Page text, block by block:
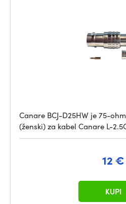
Canare BCJ-D25HW je 75-
(ženski) za kabel Canare L-
12 €
KUPI